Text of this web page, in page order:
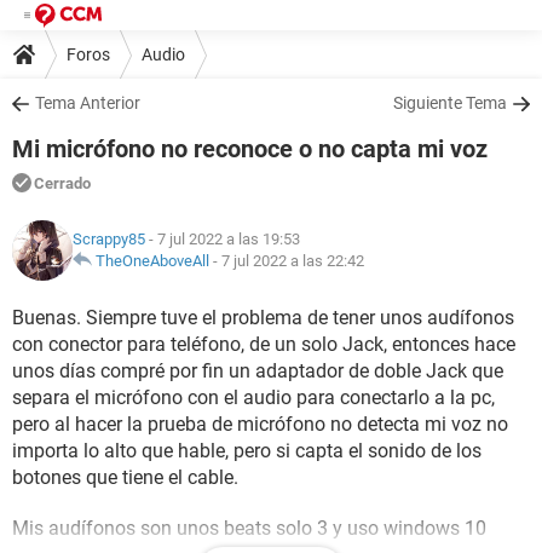
Foros Audio
Tema Anterior Siguiente Tema
Mi micrófono no reconoce o no capta mi voz
Cerrado
Scrappy85 - 7 jul 2022 a las 19:53
TheOneAboveAll - 7 jul 2022 a las 22:42
Buenas. Siempre tuve el problema de tener unos audífonos
con conector para teléfono, de un solo Jack, entonces hace
unos días compré por fin un adaptador de doble Jack que
separa el micrófono con el audio para conectarlo a la pc,
pero al hacer la prueba de micrófono no detecta mi voz no
importa lo alto que hable, pero si capta el sonido de los
botones que tiene el cable.
Mis audífonos son unos beats solo 3 y uso windows 10